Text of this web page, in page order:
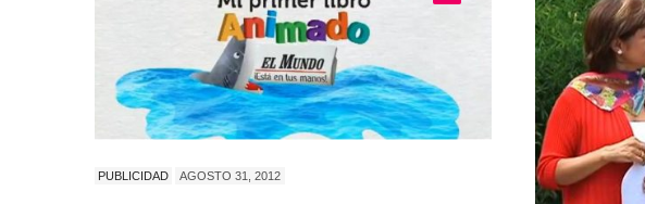
PUBLICIDAD AGOSTO 31, 2012